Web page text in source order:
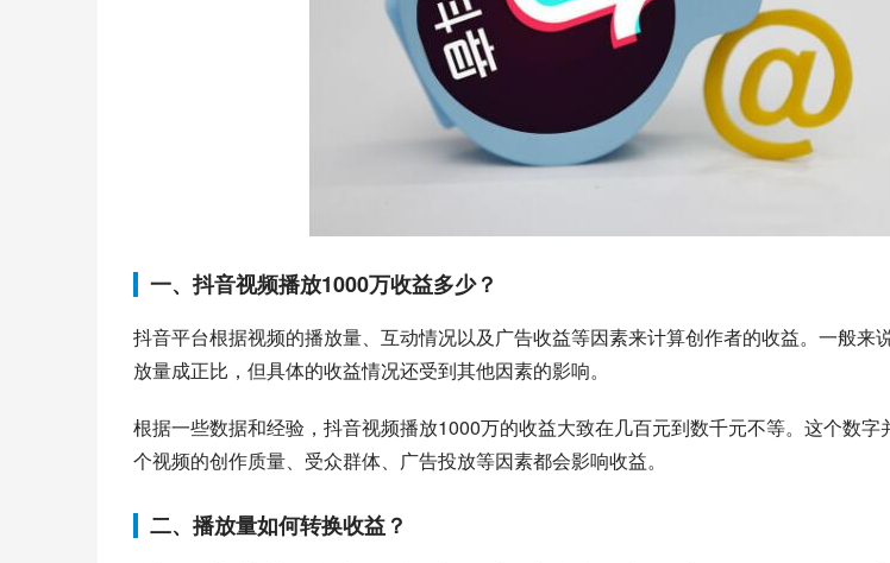
一、抖音视频播放1000万收益多少？
抖音平台根据视频的播放量、互动情况以及广告收益等因素来计算创作者的收益。一般来
放量成正比，但具体的收益情况还受到其他因素的影响。
根据一些数据和经验，抖音视频播放1000万的收益大致在几百元到数千元不等。这个数字
个视频的创作质量、受众群体、广告投放等因素都会影响收益。
二、播放量如何转换收益？